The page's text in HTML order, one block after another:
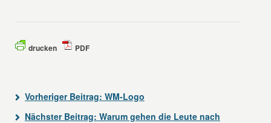
drucken PDF
Vorheriger Beitrag: WM-Logo
Nächster Beitrag: Warum gehen die Leute nach